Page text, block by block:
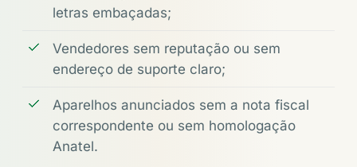
letras embaçadas;
Vendedores sem reputação ou sem
endereço de suporte claro;
Aparelhos anunciados sem a nota fiscal
correspondente ou sem homologação
Anatel.